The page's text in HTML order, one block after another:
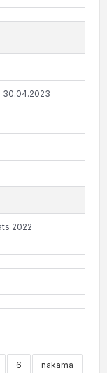
30.04.2023
2022
6 nākamā